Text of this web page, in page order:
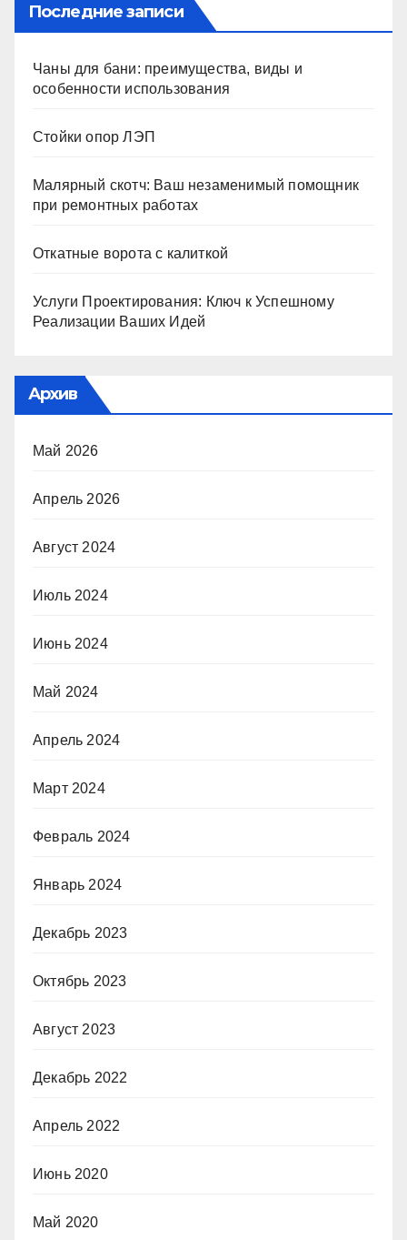
Последние записи
Чаны для бани: преимущества, виды и
особенности использования
Стойки опор ЛЭП
Малярный скотч: Ваш незаменимый помощник
при ремонтных работах
Откатные ворота с калиткой
Услуги Проектирования: Ключ к Успешному
Реализации Ваших Идей
Архив
Май 2026
Апрель 2026
Август 2024
Июль 2024
Июнь 2024
Май 2024
Апрель 2024
Март 2024
Февраль 2024
Январь 2024
Декабрь 2023
Октябрь 2023
Август 2023
Декабрь 2022
Апрель 2022
Июнь 2020
Май 2020